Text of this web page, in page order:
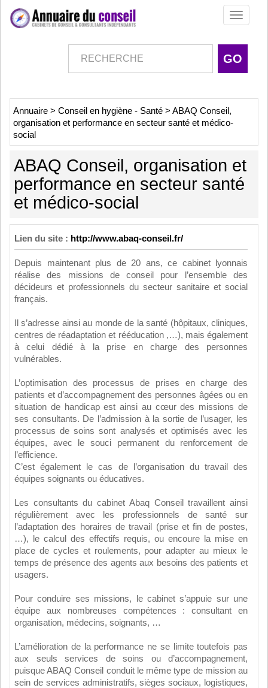
Toggle
Annuaire > Conseil en hygiène - Santé > ABAQ Conseil,
organisation et performance en secteur santé et médico-
social
ABAQ Conseil, organisation et
performance en secteur santé
et médico-social
Lien du site : http://www.abaq-conseil.fr/
Depuis maintenant plus de 20 ans, ce cabinet lyonnais
réalise des missions de conseil pour l’ensemble des
décideurs et professionnels du secteur sanitaire et social
français.
Il s’adresse ainsi au monde de la santé (hôpitaux, cliniques,
centres de réadaptation et rééducation ,…), mais également
à celui dédié à la prise en charge des personnes
vulnérables.
L’optimisation des processus de prises en charge des
patients et d’accompagnement des personnes âgées ou en
situation de handicap est ainsi au cœur des missions de
ses consultants. De l’admission à la sortie de l’usager, les
processus de soins sont analysés et optimisés avec les
équipes, avec le souci permanent du renforcement de
l’efficience.
C’est également le cas de l’organisation du travail des
équipes soignants ou éducatives.
Les consultants du cabinet Abaq Conseil travaillent ainsi
régulièrement avec les professionnels de santé sur
l’adaptation des horaires de travail (prise et fin de postes,
…), le calcul des effectifs requis, ou encoure la mise en
place de cycles et roulements, pour adapter au mieux le
temps de présence des agents aux besoins des patients et
usagers.
Pour conduire ses missions, le cabinet s’appuie sur une
équipe aux nombreuses compétences : consultant en
organisation, médecins, soignants, …
L’amélioration de la performance ne se limite toutefois pas
aux seuls services de soins ou d’accompagnement,
puisque ABAQ Conseil conduit le même type de mission au
sein de services administratifs, sièges sociaux, logistiques,